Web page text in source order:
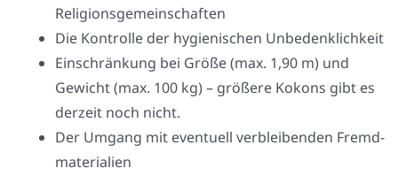
Reli­gi­ons­ge­mein­schaf­ten
Die Kon­trol­le der hygie­ni­schen Unbe­denk­lich­keit
Ein­schrän­kung bei Grö­ße (max. 1,90 m) und
Gewicht (max. 100 kg) – grö­ße­re Kokons gibt es
der­zeit noch nicht.
Der Umgang mit even­tu­ell ver­blei­ben­den Fremd­
ma­te­ria­li­en